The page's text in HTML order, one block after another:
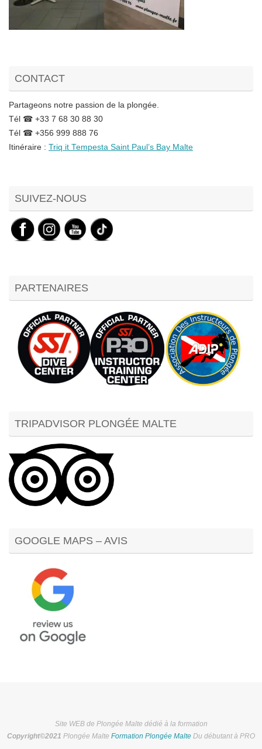
CONTACT
Partageons notre passion de la plongée.
Tél ☎ +33 7 68 30 88 30
Tél ☎ +356 999 888 76
Itinéraire : Triq it Tempesta Saint Paul’s Bay Malte
SUIVEZ-NOUS
PARTENAIRES
TRIPADVISOR PLONGÉE MALTE
GOOGLE MAPS – AVIS
Site WEB de Plongée Malte dédié à la formation
Copyright©2021 Plongée Malte Formation Plongée Malte Du débutant à PRO